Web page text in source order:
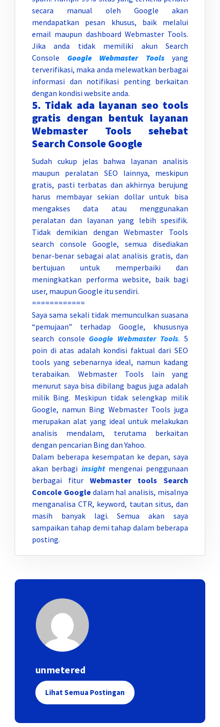
secara manual oleh Google akan
mendapatkan pesan khusus, baik melalui
email maupun dashboard Webmaster Tools.
Jika anda tidak memiliki akun Search
Console Google Webmaster Tools
yang
terverifikasi, maka anda melewatkan berbagai
informasi dan notifikasi penting berkaitan
dengan kondisi website anda.
5. Tidak ada layanan seo tools
gratis dengan bentuk layanan
Webmaster Tools sehebat
Search Console Google
Sudah cukup jelas bahwa layanan analisis
maupun peralatan SEO lainnya, meskipun
gratis, pasti terbatas dan akhirnya berujung
harus membayar sekian dollar untuk bisa
mengakses data atau menggunakan
peralatan dan layanan yang lebih spesifik.
Tidak demikian dengan Webmaster Tools
search console Google, semua disediakan
benar-benar sebagai alat analisis gratis, dan
bertujuan untuk memperbaiki dan
meningkatkan performa website, baik bagi
user, maupun Google itu sendiri.
============
Saya sama sekali tidak memunculkan suasana
“pemujaan” terhadap Google, khususnya
search console Google Webmaster Tools. 5
poin di atas adalah kondisi faktual dari SEO
tools yang sebenarnya ideal, namun kadang
terabaikan. Webmaster Tools lain yang
menurut saya bisa dibilang bagus juga adalah
milik Bing. Meskipun tidak selengkap milik
Google, namun Bing Webmaster Tools juga
merupakan alat yang ideal untuk melakukan
analisis mendalam, terutama berkaitan
dengan pencarian Bing dan Yahoo.
Dalam beberapa kesempatan ke depan, saya
akan berbagi insightmengenai penggunaan
berbagai fitur Webmaster tools Search
Concole Googledalam hal analisis, misalnya
menganalisa CTR, keyword, tautan situs, dan
masih banyak lagi. Semua akan saya
sampaikan tahap demi tahap dalam beberapa
posting.
unmetered
Lihat Semua Postingan